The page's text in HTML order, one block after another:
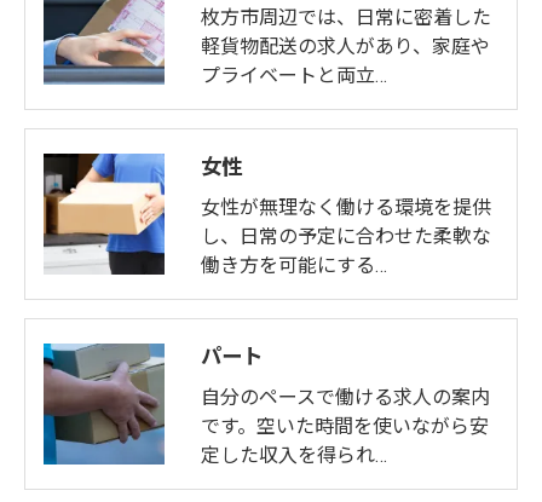
枚方市周辺では、日常に密着した
軽貨物配送の求人があり、家庭や
プライベートと両立…
女性
女性が無理なく働ける環境を提供
し、日常の予定に合わせた柔軟な
働き方を可能にする…
パート
自分のペースで働ける求人の案内
です。空いた時間を使いながら安
定した収入を得られ…